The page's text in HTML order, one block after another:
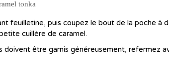
feuilletine, puis coupez le bout de la poche à
cuillère de caramel.
doivent être garnis généreusement, refermez